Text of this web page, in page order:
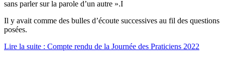
sans parler sur la parole d’un autre ».I
Il y avait comme des bulles d’écoute successives au fil des questions
posées.
Lire la suite : Compte rendu de la Journée des Praticiens 2022